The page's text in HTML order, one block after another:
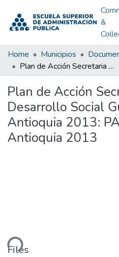
&
Home Municipios
Plan de Acción Secretaria de Desarrollo Social Guatapé Antioquia 2013: PASDS Guatapé Antioquia 2013
Plan de Acción
Desarrollo Social
Antioquia 2013:
Antioquia 2013
Files